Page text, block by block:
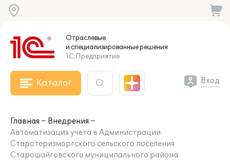
Отраслевые
и специализированныерешения
1С:Предприятие
Каталог Вход
Главная
Внедрения
Автоматизация учета в Администрации
Старотеризморгского сельского поселения
Старошайговского муниципального района